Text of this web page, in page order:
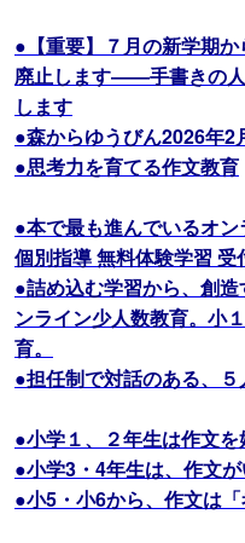
●【重要】７月の新学期
廃止します――手書きの
します
●森からゆうびん2026年2
●思考力を育てる作文教育
●本で最も進んでいるオ
個別指導 無料体験学習 受
●詰め込む学習から、創
ンライン少人数教育。小
育。
●担任制で対話のある、
●小学１、２年生は作文
●小学3・4年生は、作文
●小5・小6から、作文は